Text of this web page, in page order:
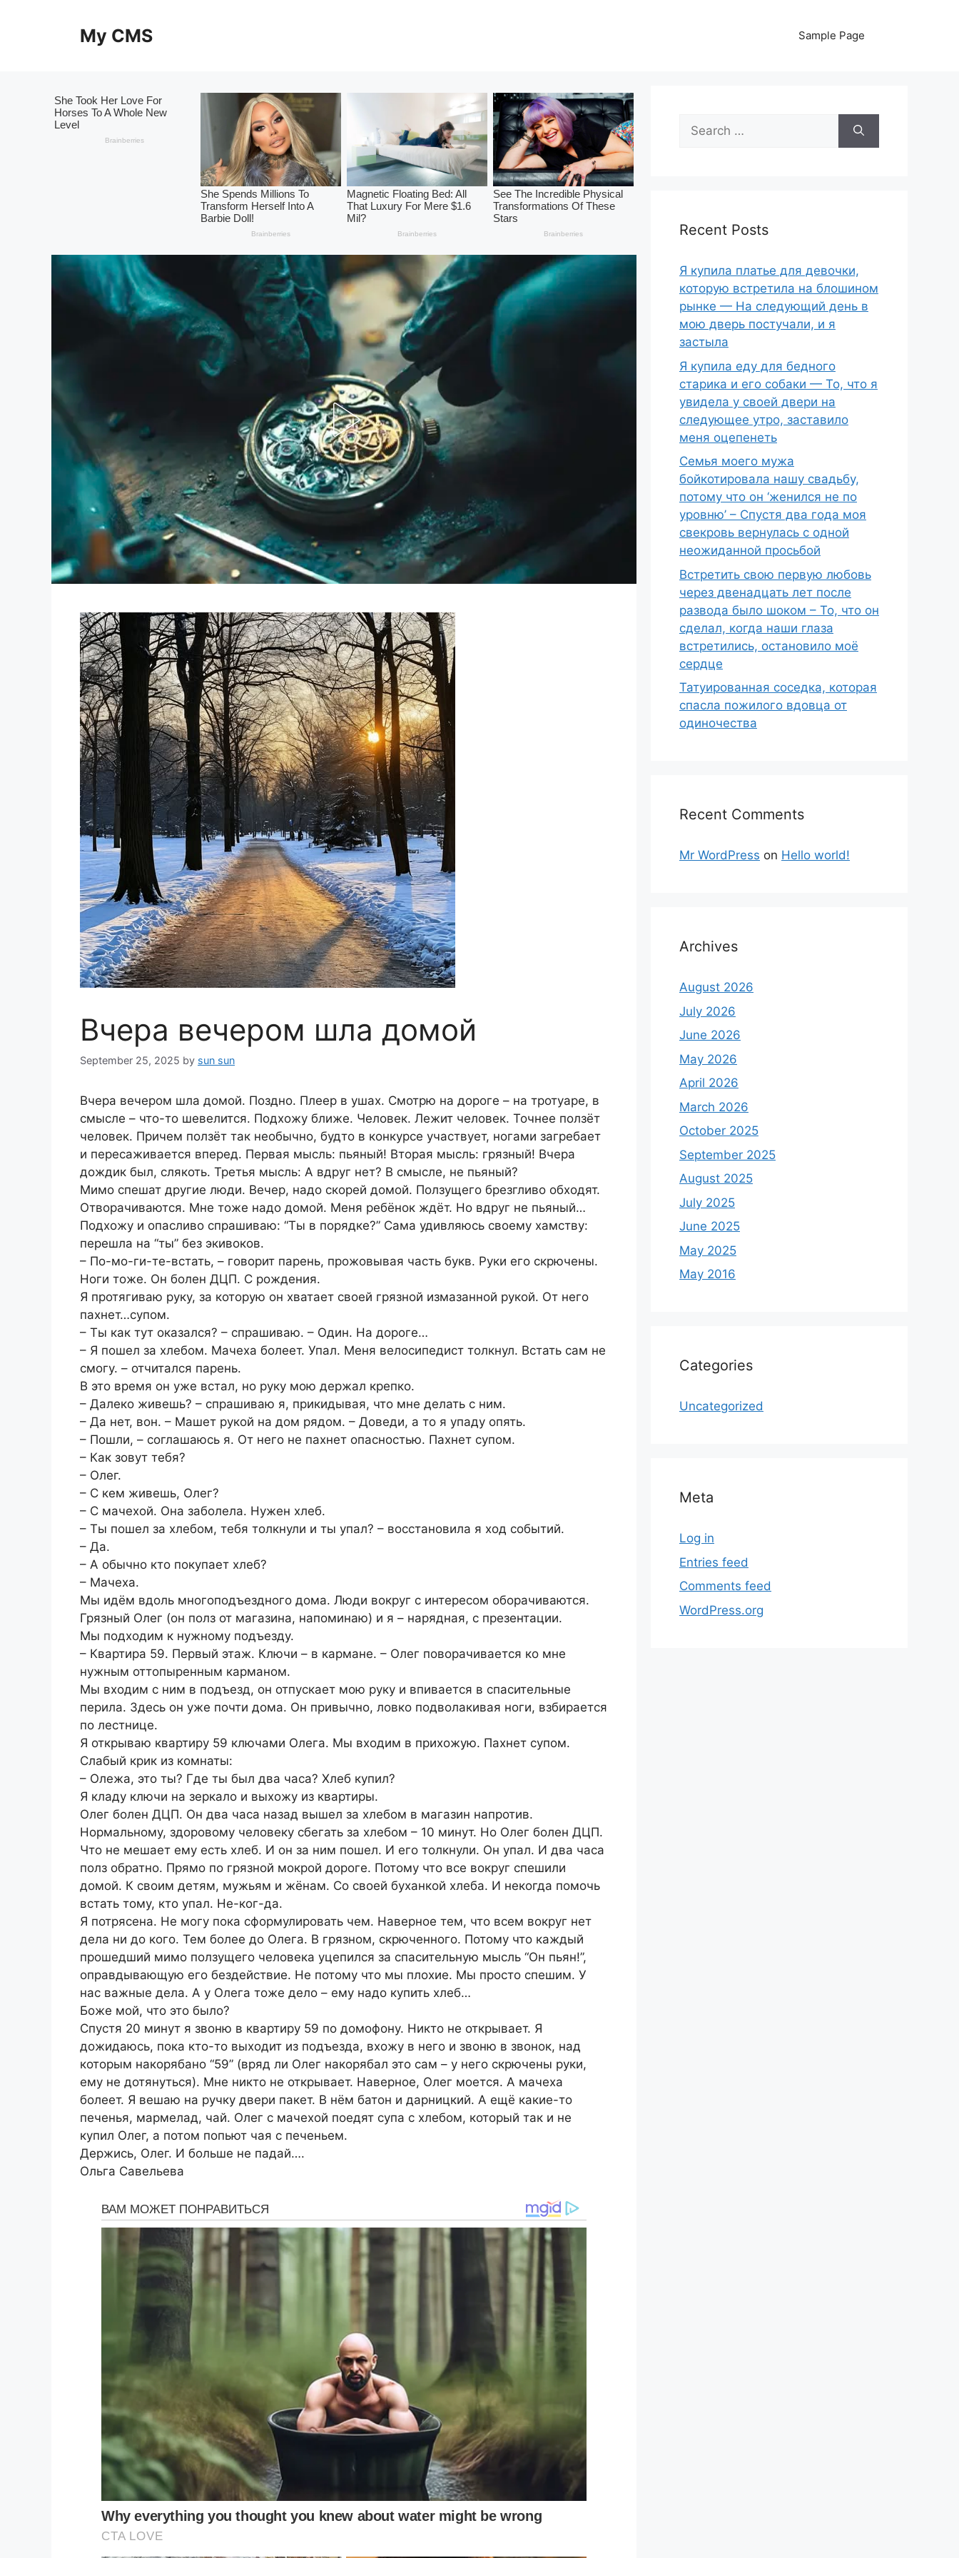
My CMS Sample Page
Вчера вечером шла домой
September 25, 2025 by sun sun
Вчера вечером шла домой. Поздно. Плеер в ушах. Смотрю на дороге – на тротуаре, в
смысле – что-то шевелится. Подхожу ближе. Человек. Лежит человек. Точнее ползёт
человек. Причем ползёт так необычно, будто в конкурсе участвует, ногами загребает
и пересаживается вперед. Первая мысль: пьяный! Вторая мысль: грязный! Вчера
дождик был, слякоть. Третья мысль: А вдруг нет? В смысле, не пьяный?
Мимо спешат другие люди. Вечер, надо скорей домой. Ползущего брезгливо обходят.
Отворачиваются. Мне тоже надо домой. Меня ребёнок ждёт. Но вдруг не пьяный…
Подхожу и опасливо спрашиваю: “Ты в порядке?” Сама удивляюсь своему хамству:
перешла на “ты” без экивоков.
– По-мо-ги-те-встать, – говорит парень, прожовывая часть букв. Руки его скрючены.
Ноги тоже. Он болен ДЦП. С рождения.
Я протягиваю руку, за которую он хватает своей грязной измазанной рукой. От него
пахнет…супом.
– Ты как тут оказался? – спрашиваю. – Один. На дороге…
– Я пошел за хлебом. Мачеха болеет. Упал. Меня велосипедист толкнул. Встать сам не
смогу. – отчитался парень.
В это время он уже встал, но руку мою держал крепко.
– Далеко живешь? – спрашиваю я, прикидывая, что мне делать с ним.
– Да нет, вон. – Машет рукой на дом рядом. – Доведи, а то я упаду опять.
– Пошли, – соглашаюсь я. От него не пахнет опасностью. Пахнет супом.
– Как зовут тебя?
– Олег.
– С кем живешь, Олег?
– С мачехой. Она заболела. Нужен хлеб.
– Ты пошел за хлебом, тебя толкнули и ты упал? – восстановила я ход событий.
– Да.
– А обычно кто покупает хлеб?
– Мачеха.
Мы идём вдоль многоподъездного дома. Люди вокруг с интересом оборачиваются.
Грязный Олег (он полз от магазина, напоминаю) и я – нарядная, с презентации.
Мы подходим к нужному подъезду.
– Квартира 59. Первый этаж. Ключи – в кармане. – Олег поворачивается ко мне
нужным оттопыренным карманом.
Мы входим с ним в подъезд, он отпускает мою руку и впивается в спасительные
перила. Здесь он уже почти дома. Он привычно, ловко подволакивая ноги, взбирается
по лестнице.
Я открываю квартиру 59 ключами Олега. Мы входим в прихожую. Пахнет супом.
Слабый крик из комнаты:
– Олежа, это ты? Где ты был два часа? Хлеб купил?
Я кладу ключи на зеркало и выхожу из квартиры.
Олег болен ДЦП. Он два часа назад вышел за хлебом в магазин напротив.
Нормальному, здоровому человеку сбегать за хлебом – 10 минут. Но Олег болен ДЦП.
Что не мешает ему есть хлеб. И он за ним пошел. И его толкнули. Он упал. И два часа
полз обратно. Прямо по грязной мокрой дороге. Потому что все вокруг спешили
домой. К своим детям, мужьям и жёнам. Со своей буханкой хлеба. И некогда помочь
встать тому, кто упал. Не-ког-да.
Я потрясена. Не могу пока сформулировать чем. Наверное тем, что всем вокруг нет
дела ни до кого. Тем более до Олега. В грязном, скрюченного. Потому что каждый
прошедший мимо ползущего человека уцепился за спасительную мысль “Он пьян!”,
оправдывающую его бездействие. Не потому что мы плохие. Мы просто спешим. У
нас важные дела. А у Олега тоже дело – ему надо купить хлеб…
Боже мой, что это было?
Спустя 20 минут я звоню в квартиру 59 по домофону. Никто не открывает. Я
дожидаюсь, пока кто-то выходит из подъезда, вхожу в него и звоню в звонок, над
которым накорябано “59” (вряд ли Олег накорябал это сам – у него скрючены руки,
ему не дотянуться). Мне никто не открывает. Наверное, Олег моется. А мачеха
болеет. Я вешаю на ручку двери пакет. В нём батон и дарницкий. А ещё какие-то
печенья, мармелад, чай. Олег с мачехой поедят супа с хлебом, который так и не
купил Олег, а потом попьют чая с печеньем.
Держись, Олег. И больше не падай….
Ольга Савельева
Search
for:
Recent Posts
Я купила платье для девочки,
которую встретила на блошином
рынке — На следующий день в
мою дверь постучали, и я
застыла
Я купила еду для бедного
старика и его собаки — То, что я
увидела у своей двери на
следующее утро, заставило
меня оцепенеть
Семья моего мужа
бойкотировала нашу свадьбу,
потому что он ‘женился не по
уровню’ – Спустя два года моя
свекровь вернулась с одной
неожиданной просьбой
Встретить свою первую любовь
через двенадцать лет после
развода было шоком – То, что он
сделал, когда наши глаза
встретились, остановило моё
сердце
Татуированная соседка, которая
спасла пожилого вдовца от
одиночества
Recent Comments
Mr WordPress on Hello world!
Archives
August 2026
July 2026
June 2026
May 2026
April 2026
March 2026
October 2025
September 2025
August 2025
July 2025
June 2025
May 2025
May 2016
Categories
Uncategorized
Meta
Log in
Entries feed
Comments feed
WordPress.org